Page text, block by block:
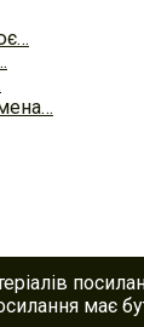
має